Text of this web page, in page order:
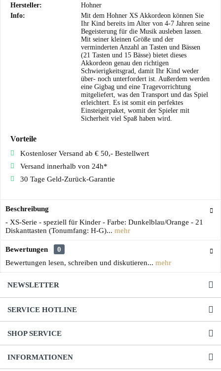
Hersteller:
Hohner
Info:
Mit dem Hohner XS Akkordeon können Sie
Ihr Kind bereits im Alter von 4-7 Jahren seine
Begeisterung für die Musik ausleben lassen.
Mit seiner kleinen Größe und der
verminderten Anzahl an Tasten und Bässen
(21 Tasten und 15 Bässe) bietet dieses
Akkordeon genau den richtigen
Schwierigkeitsgrad, damit Ihr Kind weder
über- noch unterfordert ist. Außerdem werden
eine Gigbag und eine Tragevorrichtung
mitgeliefert, was den Transport und das Spiel
erleichtert. Es ist somit ein perfektes
Einsteigerpaket, womit der Spieler mit
Sicherheit viel Spaß haben wird.
Vorteile
Kostenloser Versand ab € 50,- Bestellwert
Versand innerhalb von 24h*
30 Tage Geld-Zurück-Garantie
Beschreibung
- XS-Serie - speziell für Kinder - Farbe: Dunkelblau/Orange - 21
Diskanttasten (Tonumfang: H-G)... mehr
Bewertungen
0
Bewertungen lesen, schreiben und diskutieren... mehr
NEWSLETTER
SERVICE HOTLINE
SHOP SERVICE
INFORMATIONEN